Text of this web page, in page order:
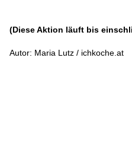
(Diese Aktion läuft bis
Autor: Maria Lutz / ichkoche.at